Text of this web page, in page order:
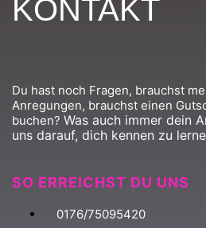
KONTAKT
Du hast noch Fragen, brauchst
Anregungen, brauchst einen
buchen? Was auch immer dein
uns darauf, dich kennen zu
SO ERREICHST DU UNS
0176/75095420